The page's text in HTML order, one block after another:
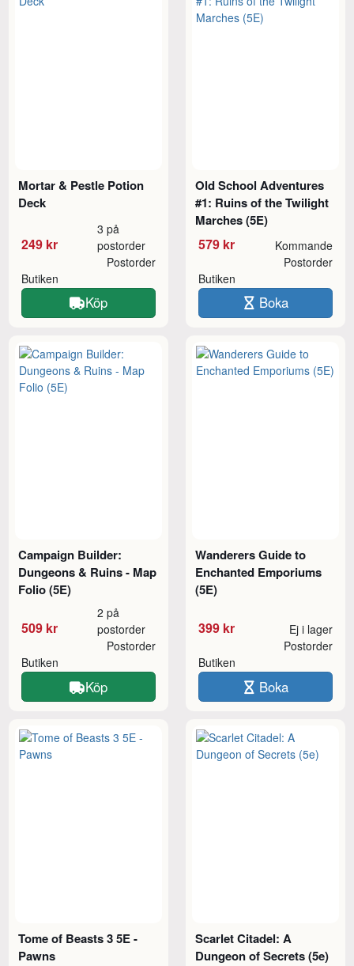
Mortar & Pestle Potion
Deck
249 kr
3 på
postorder
Butiken
Postorder
Köp
Old School Adventures
#1: Ruins of the Twilight
Marches (5E)
579 kr Kommande
Butiken
Postorder
Boka
Campaign Builder:
Dungeons & Ruins - Map
Folio (5E)
509 kr
2 på
postorder
Butiken
Postorder
Köp
Wanderers Guide to
Enchanted Emporiums
(5E)
399 kr Ej i lager
Butiken
Postorder
Boka
Tome of Beasts 3 5E -
Pawns
Scarlet Citadel: A
Dungeon of Secrets (5e)